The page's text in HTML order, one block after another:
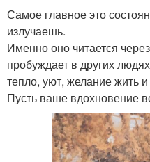
Самое главное это
излучаешь.
Именно оно читается
пробуждает в других
тепло, уют, желание жить
Пусть ваше вдохновение